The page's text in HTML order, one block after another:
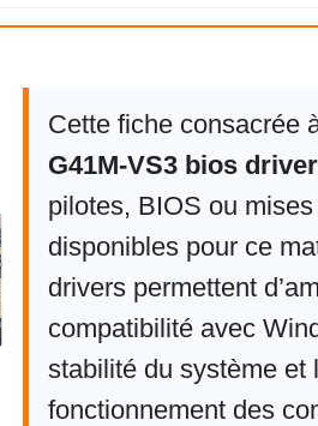
Cette fiche consacrée
G41M-VS3 bios
pilotes, BIOS ou
disponibles pour ce
drivers permettent
compatibilité avec
stabilité du système et
fonctionnement des